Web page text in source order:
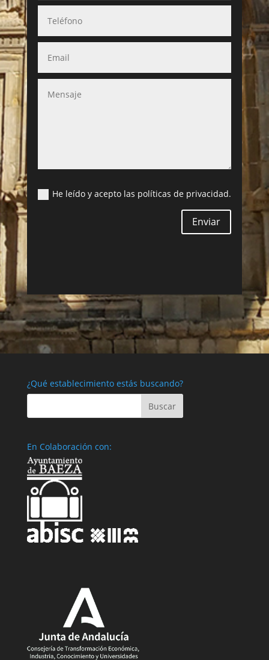
He leído y acepto las políticas de privacidad.
Enviar
¿Qué establecimiento estás buscando?
En Colaboración con: